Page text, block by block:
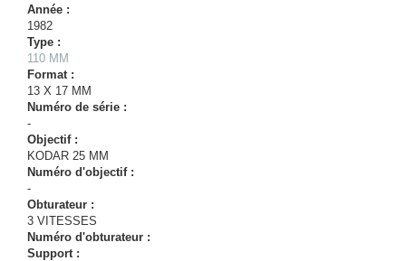
Année :
1982
Type :
110 MM
Format :
13 X 17 MM
Numéro de série :
-
Objectif :
KODAR 25 MM
Numéro d'objectif :
-
Obturateur :
3 VITESSES
Numéro d'obturateur :
Support :